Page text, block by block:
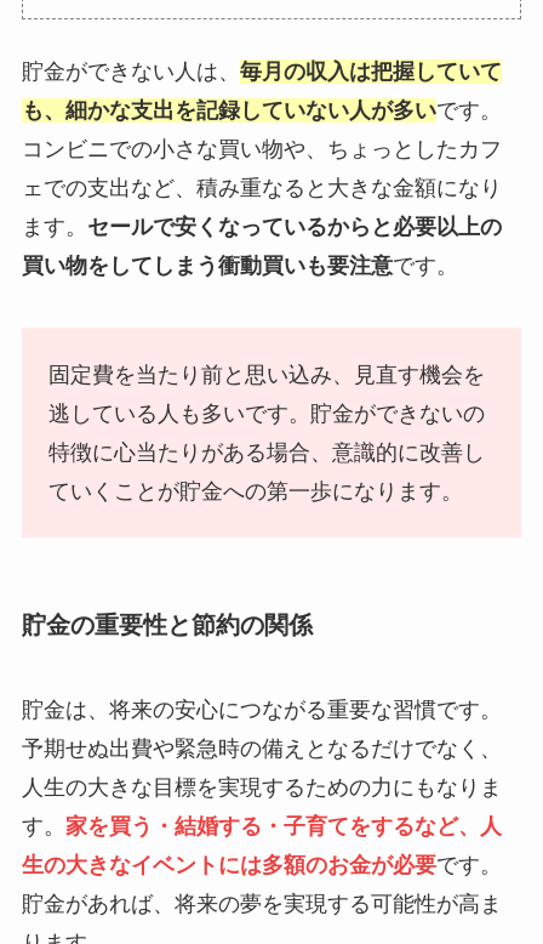
貯金ができない人は、 毎月の収入は把握していて
も、細かな支出を記録していない人が多いです。
コンビニでの小さな買い物や、ちょっとしたカフ
ェでの支出など、積み重なると大きな金額になり
ます。 セールで安くなっているからと必要以上の
買い物をしてしまう衝動買いも要注意です。
固定費を当たり前と思い込み、見直す機会を
逃している人も多いです。貯金ができないの
特徴に心当たりがある場合、意識的に改善し
ていくことが貯金への第一歩になります。
貯金の重要性と節約の関係
貯金は、将来の安心につながる重要な習慣です。
予期せぬ出費や緊急時の備えとなるだけでなく、
人生の大きな目標を実現するための力にもなりま
す。 家を買う・結婚する・子育てをするなど、人
生の大きなイベントには多額のお金が必要です。
貯金があれば、将来の夢を実現する可能性が高ま